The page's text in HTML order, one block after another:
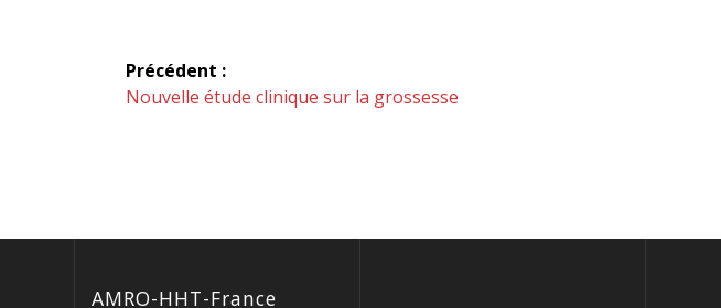
Navigation
de
Précédent :
Article
Nouvelle étude clinique sur la grossesse
AMRO-HHT-France